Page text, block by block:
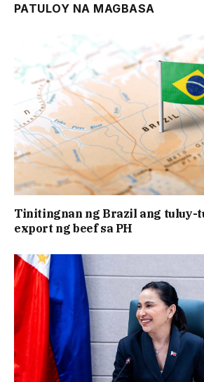
PATULOY NA MAGBASA
Tinitingnan ng Brazil ang tuluy-
export ng beef sa PH